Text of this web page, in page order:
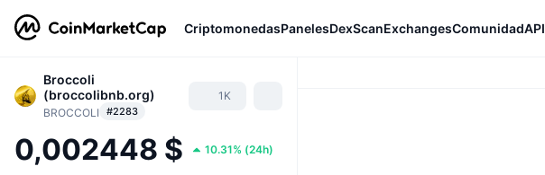
CriptomonedasPanelesDexScanExchangesComunidadAPI
Broccoli
(broccolibnb.org)
BROCCOLI #2283
1K
0,002448 $ 10.31% (24h)